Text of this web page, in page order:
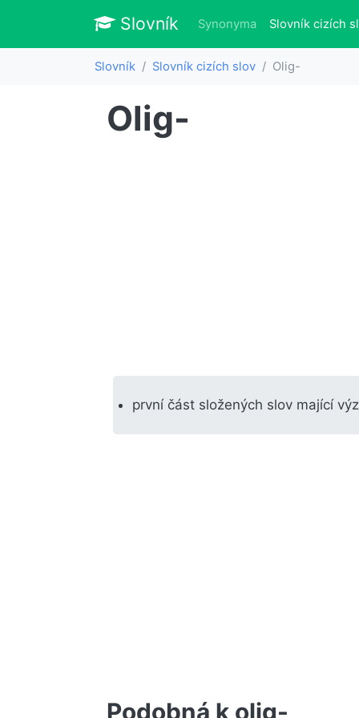
Slovník Slovník
Synonyma Slovník cizích
Slovník Slovník cizích slov Olig-
Olig-
první část složených slov mající
Podobná k olig-